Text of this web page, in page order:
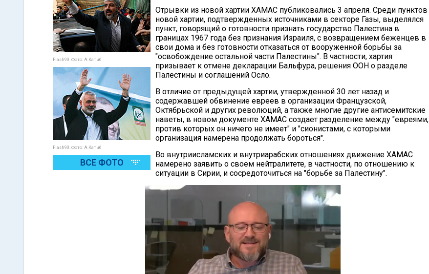
Flash90. Фото: А.Катиб
Flash90. Фото: А.Катиб
ВСЕ ФОТО
Отрывки из новой хартии ХАМАС публиковались 3 апреля. Среди пунктов
новой хартии, подтвержденных источниками в секторе Газы, выделялся
пункт, говорящий о готовности признать государство Палестина в
границах 1967 года без признания Израиля, с возвращением беженцев в
свои дома и без готовности отказаться от вооруженной борьбы за
"освобождение остальной части Палестины". В частности, хартия
призывает к отмене декларации Бальфура, решения ООН о разделе
Палестины и соглашений Осло.
В отличие от предыдущей хартии, утвержденной 30 лет назад и
содержавшей обвинение евреев в организации Французской,
Октябрьской и других революций, а также многие другие антисемитские
наветы, в новом документе ХАМАС создает разделение между "евреями,
против которых он ничего не имеет" и "сионистами, с которыми
организация намерена продолжать бороться".
Во внутриисламских и внутриарабских отношениях движение ХАМАС
намерено заявить о своем нейтралитете, в частности, по отношению к
ситуации в Сирии, и сосредоточиться на "борьбе за Палестину".